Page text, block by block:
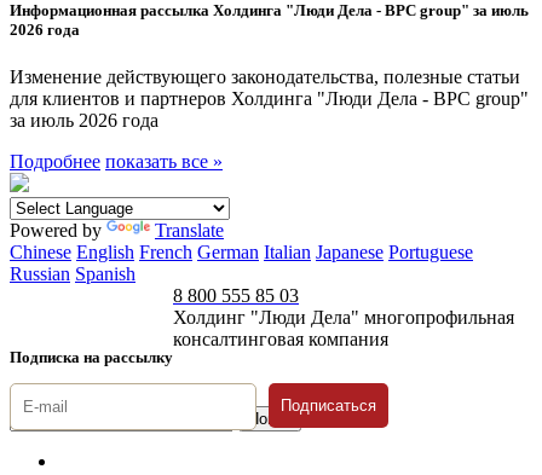
Информационная рассылка Холдинга "Люди Дела - BPC group" за июль
2026 года
Изменение действующего законодательства, полезные статьи
для клиентов и партнеров Холдинга "Люди Дела - BPC group"
за июль 2026 года
Подробнее показать все »
Powered by
Translate
Chinese English French German Italian Japanese Portuguese
Russian Spanish
Подписка на рассылку
8 800 555 85 03
Холдинг "Люди Дела" многопрофильная
консалтинговая компания
Подписаться